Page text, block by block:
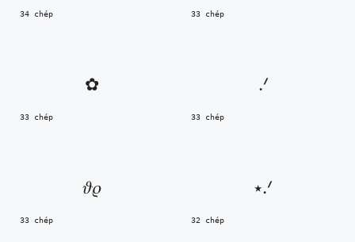
34 chép 33 chép
33 chép
✿
33 chép
.ᐟ
33 chép
𝜗𝜚
32 chép
⭑.ᐟ